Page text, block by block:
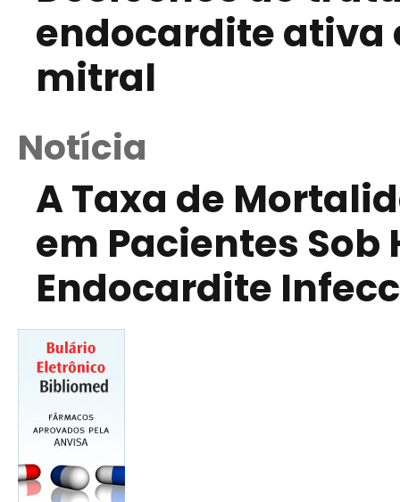
endocardite
mitral
Notícia
A Taxa de
em Pacientes
Endocardite